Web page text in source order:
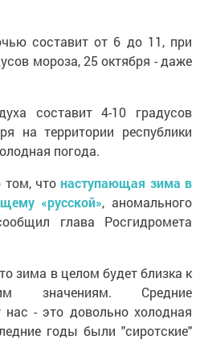
составит от 6 до 11, при
мороза, 25 октября - даже
составит 4-10 градусов
на территории республики
погода.
том, чтонаступающая зима в
«русской», аномального
глава Росгидромета
зима в целом будет близка к
значениям. Средние
нас - это довольно холодная
годы были "сиротские"